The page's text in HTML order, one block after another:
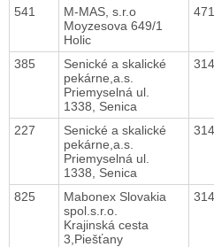
541
M-MAS, s.r.o
Moyzesova 649/1
Holic
385
Senické a skalické
pekárne,a.s.
Priemyselná ul.
1338, Senica
227
Senické a skalické
pekárne,a.s.
Priemyselná ul.
1338, Senica
825
Mabonex Slovakia
spol.s.r.o.
Krajinská cesta
3,Piešťany